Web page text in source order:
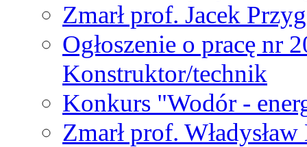
Zmarł prof. Jacek
Ogłoszenie o pracę nr
Konstruktor/technik
Konkurs "Wodór -
Zmarł prof.